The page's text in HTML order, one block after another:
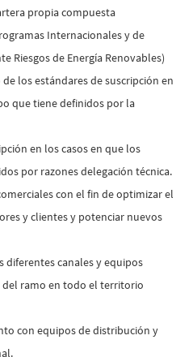
propia compuesta
Internacionales y de
Riesgos de Energía Renovables)
los estándares de suscripción en
que tiene definidos por la
en los casos en que los
por razones delegación técnica.
con el fin de optimizar el
y clientes y potenciar nuevos
diferentes canales y equipos
ramo en todo el territorio
con equipos de distribución y